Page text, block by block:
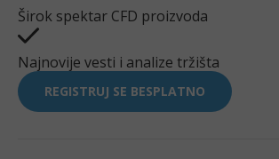
Širok spektar CFD proizvoda
Najnovije vesti i analize tržišta
REGISTRUJ SE BESPLATNO